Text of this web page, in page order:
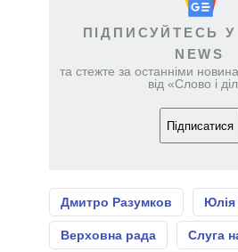
ПІДПИСУЙТЕСЬ У
NEWS
та стежте за останніми
від «Слово і
Підписатися
Дмитро Разумков
Верховна рада Слуга